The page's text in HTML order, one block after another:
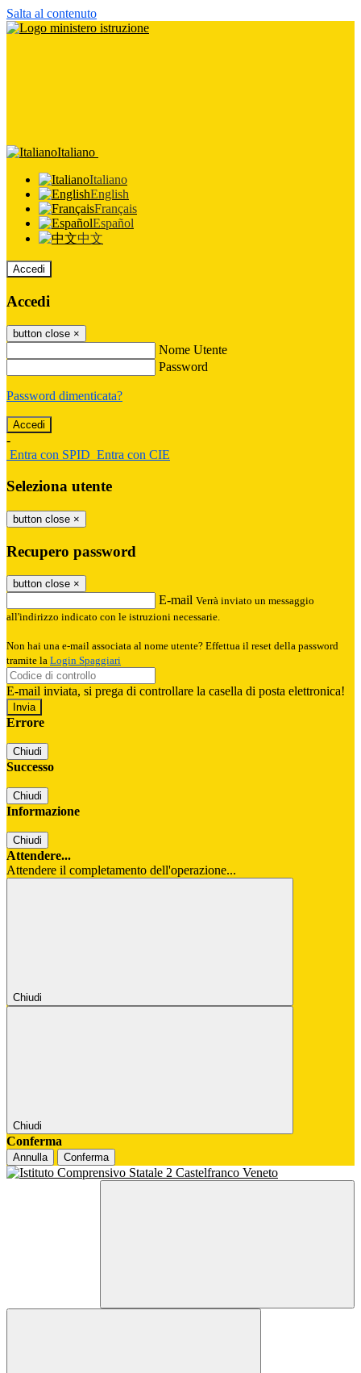
Salta al contenuto
Italiano
Italiano
English
Français
Español
中文
Accedi
Accedi
button close ×
Nome Utente
Password
Password dimenticata?
-
Entra con SPID Entra con CIE
Seleziona utente
button close ×
Recupero password
button close ×
E-mail Verrà inviato un messaggio
all'indirizzo indicato con le istruzioni necessarie.
Non hai una e-mail associata al nome utente? Effettua il reset della password
tramite la Login Spaggiari
E-mail inviata, si prega di controllare la casella di posta elettronica!
Errore
Chiudi
Successo
Chiudi
Informazione
Chiudi
Attendere...
Attendere il completamento dell'operazione...
Chiudi
Chiudi
Conferma
Annulla Conferma